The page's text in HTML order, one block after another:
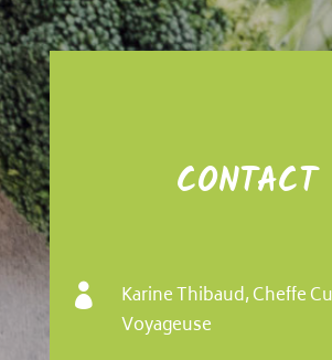
CONTACT

Karine Thibaud, Cheffe
Voyageuse